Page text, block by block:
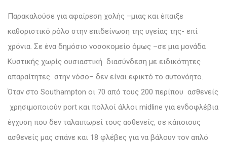
Παρακαλούσε για αφαίρεση χολής –μιας και έπαιξε
καθοριστικό ρόλο στην επιδείνωση της υγείας της- επί
χρόνια. Σε ένα δημόσιο νοσοκομείο όμως –σε μια μονάδα
Κυστικής χωρίς ουσιαστική διασύνδεση με ειδικότητες
απαραίτητες στην νόσο– δεν είναι εφικτό το αυτονόητο.
Όταν στο Southampton οι 70 από τους 200 περίπου ασθενείς
χρησιμοποιούν port και πολλοί άλλοι midline για ενδοφλέβια
έγχυση που δεν ταλαιπωρεί τους ασθενείς, σε κάποιους
ασθενείς μας σπάνε και 18 φλέβες για να βάλουν τον απλό